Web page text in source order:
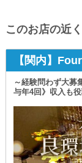
このお店の近
【関内】
～経験問わず大募
与年4回》収入も